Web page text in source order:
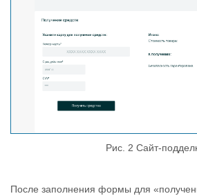
Рис. 2 Сайт-
После заполнения формы для